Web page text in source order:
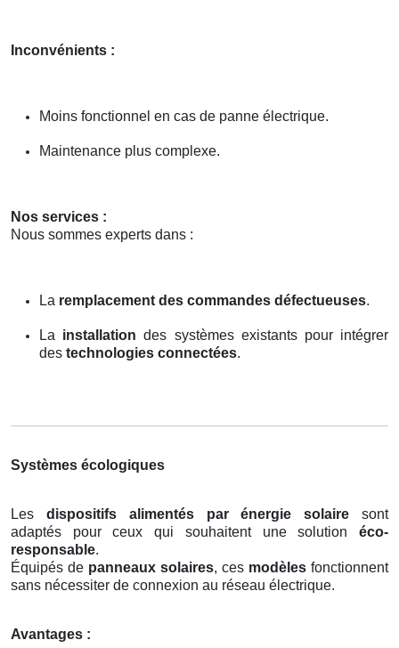
Inconvénients :
Moins fonctionnel en cas de panne électrique.
Maintenance plus complexe.
Nos services :
Nous sommes experts dans :
La remplacement des commandes défectueuses.
La installation des systèmes existants pour intégrer
des technologies connectées.
Systèmes écologiques
Les dispositifs alimentés par énergie solaire sont
adaptés pour ceux qui souhaitent une solution éco-
responsable.
Équipés de panneaux solaires, ces modèles fonctionnent
sans nécessiter de connexion au réseau électrique.
Avantages :